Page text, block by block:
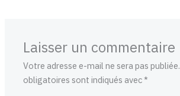
Laisser un commentaire
Votre adresse e-mail ne sera pas publiée.
obligatoires sont indiqués avec*